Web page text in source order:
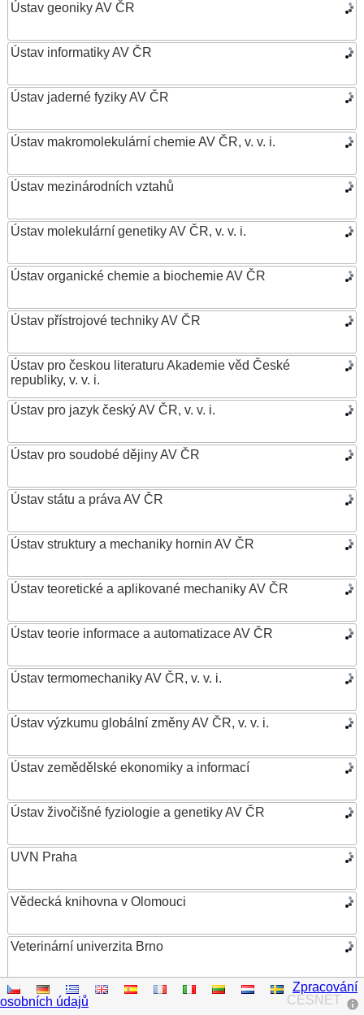
Ústav geoniky AV ČR
Ústav informatiky AV ČR
Ústav jaderné fyziky AV ČR
Ústav makromolekulární chemie AV ČR, v. v. i.
Ústav mezinárodních vztahů
Ústav molekulární genetiky AV ČR, v. v. i.
Ústav organické chemie a biochemie AV ČR
Ústav přístrojové techniky AV ČR
Ústav pro českou literaturu Akademie věd České
republiky, v. v. i.
Ústav pro jazyk český AV ČR, v. v. i.
Ústav pro soudobé dějiny AV ČR
Ústav státu a práva AV ČR
Ústav struktury a mechaniky hornin AV ČR
Ústav teoretické a aplikované mechaniky AV ČR
Ústav teorie informace a automatizace AV ČR
Ústav termomechaniky AV ČR, v. v. i.
Ústav výzkumu globální změny AV ČR, v. v. i.
Ústav zemědělské ekonomiky a informací
Ústav živočišné fyziologie a genetiky AV ČR
UVN Praha
Vědecká knihovna v Olomouci
Veterinární univerzita Brno
VŠB – Technická univerzita Ostrava
CESNET
Zpracování
osobních údajů